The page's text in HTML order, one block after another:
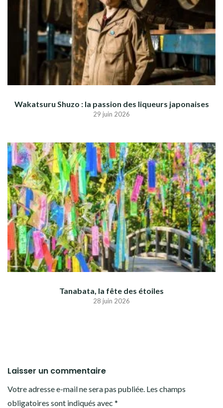
Wakatsuru Shuzo : la passion des liqueurs japonaises
29 juin 2026
Tanabata, la fête des étoiles
28 juin 2026
Laisser un commentaire
Votre adresse e-mail ne sera pas publiée. Les champs
obligatoires sont indiqués avec *